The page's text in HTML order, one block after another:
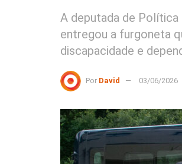
A deputada de Política
entregou a furgoneta
discapacidade e
Por David 03/06/2026